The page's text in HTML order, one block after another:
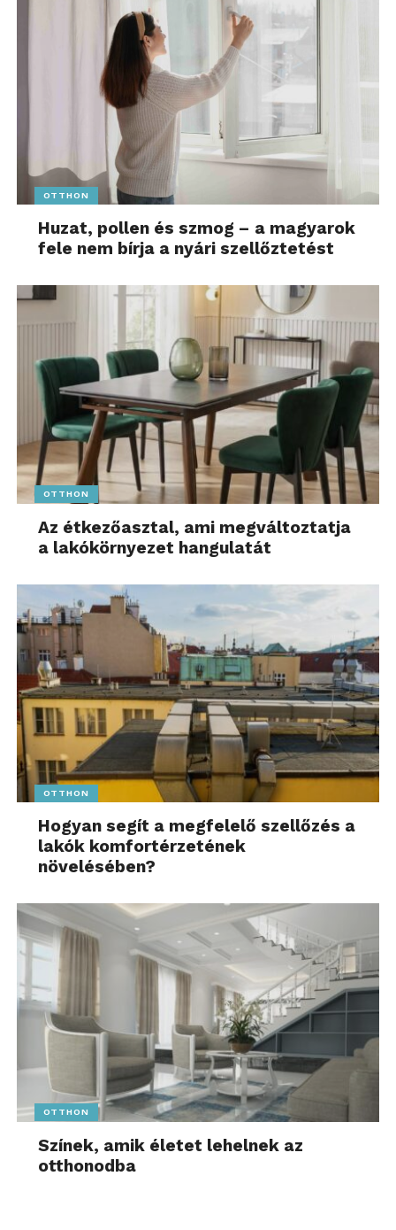
OTTHON
Huzat, pollen és szmog – a magyarok
fele nem bírja a nyári szellőztetést
OTTHON
Az étkezőasztal, ami megváltoztatja
a lakókörnyezet hangulatát
OTTHON
Hogyan segít a megfelelő szellőzés a
lakók komfortérzetének
növelésében?
OTTHON
Színek, amik életet lehelnek az
otthonodba